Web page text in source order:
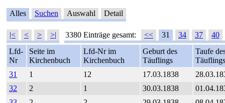
Alles Suchen Auswahl Detail
|< < > >| 3380 Einträge gesamt: << 31 34 37
40
Lfd-
Nr
Seite im
Kirchenbuch
Lfd-Nr im
Kirchenbuch
Geburt des
Täuflings
Taufe
Täuflings
31
1 12 17.03.1838
32
2 1 30.03.1838